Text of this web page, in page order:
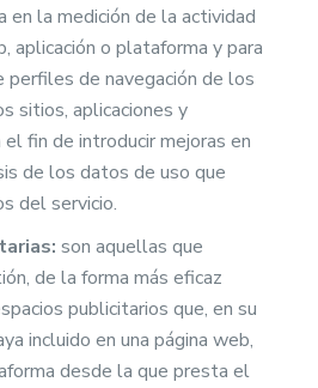
en la medición de la actividad
aplicación o plataforma y para
perfiles de navegación de los
sitios, aplicaciones y
fin de introducir mejoras en
de los datos de uso que
del servicio.
son aquellas que
de la forma más eficaz
publicitarios que, en su
incluido en una página web,
desde la que presta el